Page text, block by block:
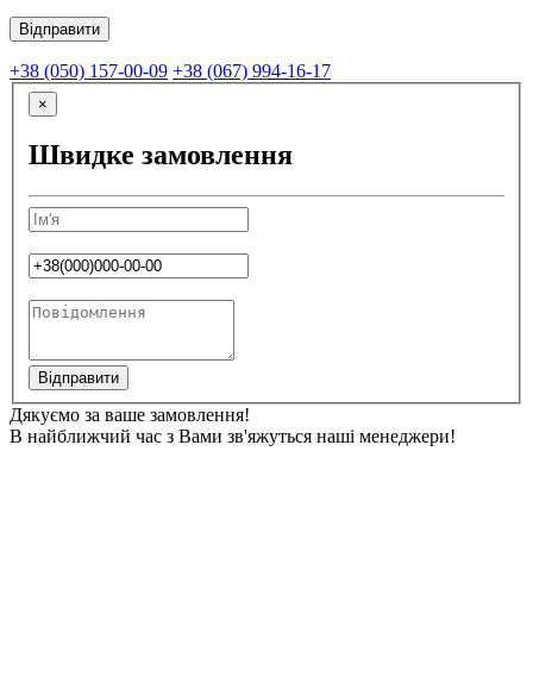
+38 (050) 157-00-09 +38 (067) 994-16-17
×
Швидке замовлення
Відправити
Дякуємо за ваше замовлення!
В найближчий час з Вами зв'яжуться наші менеджери!